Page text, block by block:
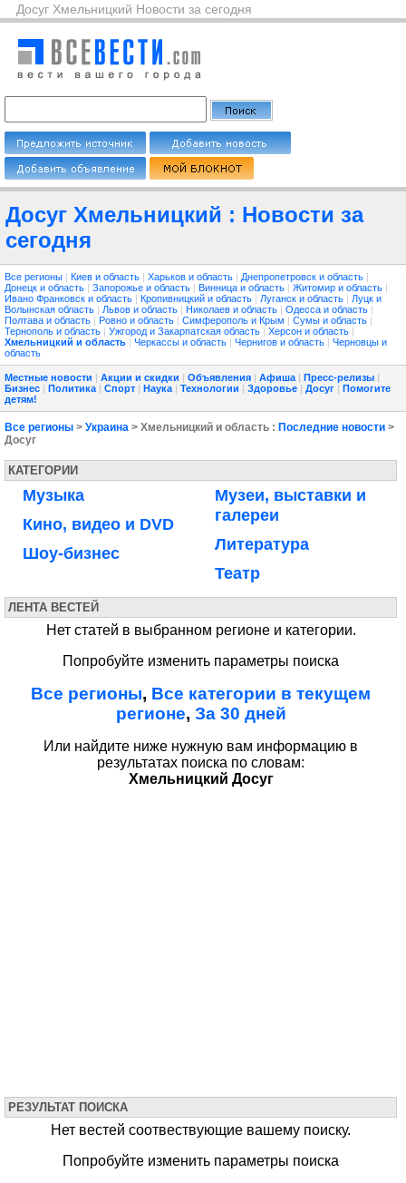
Досуг Хмельницкий Новости за сегодня
Досуг Хмельницкий : Новости за
сегодня
Все регионы | Киев и область | Харьков и область | Днепропетровск и область |
Донецк и область | Запорожье и область | Винница и область | Житомир и область |
Ивано Франковск и область | Кропивницкий и область | Луганск и область | Луцк и
Волынская область | Львов и область | Николаев и область | Одесса и область |
Полтава и область | Ровно и область | Симферополь и Крым | Сумы и область |
Тернополь и область | Ужгород и Закарпатская область | Херсон и область |
Хмельницкий и область | Черкассы и область | Чернигов и область | Черновцы и
область
Местные новости | Акции и скидки | Объявления | Афиша | Пресс-релизы |
Бизнес | Политика | Спорт | Наука | Технологии | Здоровье | Досуг | Помогите
детям!
Все регионы > Украина > Хмельницкий и область : Последние новости >
Досуг
КАТЕГОРИИ
Музыка
Кино, видео и DVD
Шоу-бизнес
Музеи, выставки и
галереи
Литература
Театр
ЛЕНТА ВЕСТЕЙ
Нет статей в выбранном регионе и категории.
Попробуйте изменить параметры поиска
Все регионы, Все категории в текущем
регионе, За 30 дней
Или найдите ниже нужную вам информацию в
результатах поиска по словам:
Хмельницкий Досуг
РЕЗУЛЬТАТ ПОИСКА
Нет вестей соотвествующие вашему поиску.
Попробуйте изменить параметры поиска